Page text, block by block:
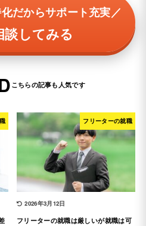
だからサポート充実／
談してみる
フリーターの就職
2026年3月12日
フリーターの就職は厳しいが就職は可